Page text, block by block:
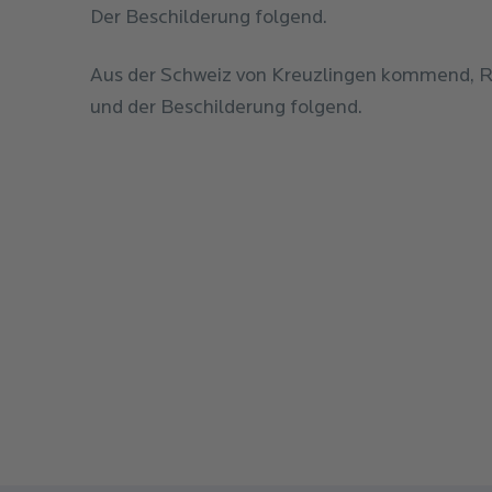
Der Beschilderung folgend.
Aus der Schweiz von Kreuzlingen kommend,
und der Beschilderung folgend.